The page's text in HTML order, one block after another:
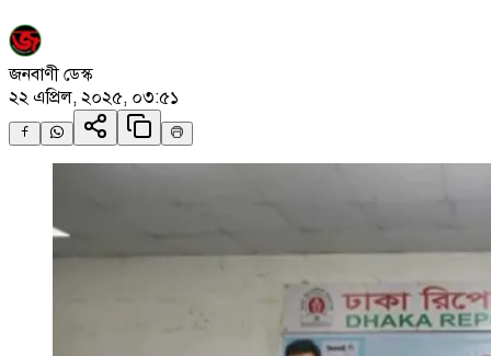
জনবাণী ডেস্ক
২২ এপ্রিল, ২০২৫, ০৩:৫১